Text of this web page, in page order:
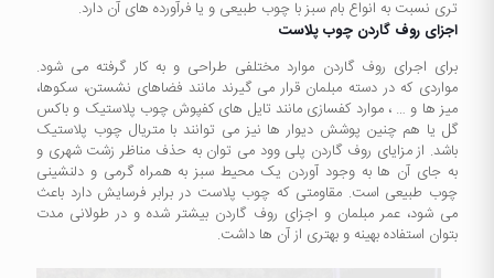
تری نسبت به انواع بام سبز با چوب طبیعی و یا فرآورده های آن دارد.
اجزای روف گاردن چوب پلاست
برای اجرای روف گاردن موارد مختلفی طراحی و به کار گرفته می شود.
مواردی که در دسته مبلمان قرار می گیرند مانند فضاهای نشستن، سکوها،
میز ها و … ، موارد کفسازی مانند تایل های کفپوش چوب پلاستیک و باکس
گل یا هم چنین پوشش دیوار ها نیز می توانند با متریال چوب پلاستیک
باشد. از مزایای روف گاردن پلی وود می توان به حذف مناظر زشت شهری و
به جای آن ها به وجود آوردن یک محیط سبز به همراه گرمی و دلنشینی
چوب طبیعی است. مقاومتی که چوب پلاست در برابر فرسایش دارد باعث
می شود، عمر مبلمان و اجزای روف گاردن بیشتر شده و در طولانی مدت
بتوان استفاده بهینه و بهتری از آن ها داشت.